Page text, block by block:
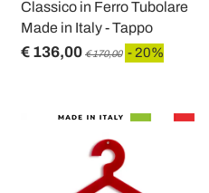
Classico in Ferro Tubolare
Made in Italy - Tappo
€ 136,00 € 170,00 - 20%